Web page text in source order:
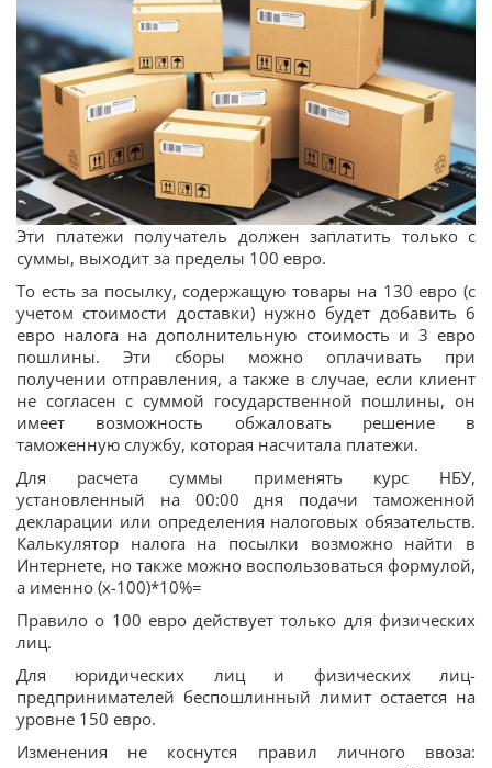
Эти платежи получатель должен заплатить только с
суммы, выходит за пределы 100 евро.
То есть за посылку, содержащую товары на 130 евро (с
учетом стоимости доставки) нужно будет добавить 6
евро налога на дополнительную стоимость и 3 евро
пошлины. Эти сборы можно оплачивать при
получении отправления, а также в случае, если клиент
не согласен с суммой государственной пошлины, он
имеет возможность обжаловать решение в
таможенную службу, которая насчитала платежи.
Для расчета суммы применять курс НБУ,
установленный на 00:00 дня подачи таможенной
декларации или определения налоговых обязательств.
Калькулятор налога на посылки возможно найти в
Интернете, но также можно воспользоваться формулой,
а именно (х-100)*10%=
Правило о 100 евро действует только для физических
лиц.
Для юридических лиц и физических лиц-
предпринимателей беспошлинный лимит остается на
уровне 150 евро.
Изменения не коснутся правил личного ввоза: